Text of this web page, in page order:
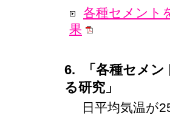
各種セメント
果
6. 「各種セメン
る研究」
日平均気温が